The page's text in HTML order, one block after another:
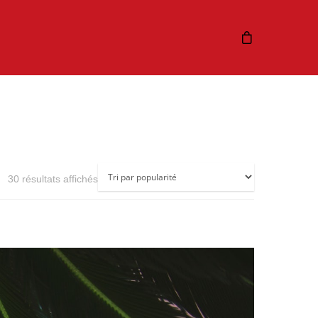
30 résultats affichésTrié
par